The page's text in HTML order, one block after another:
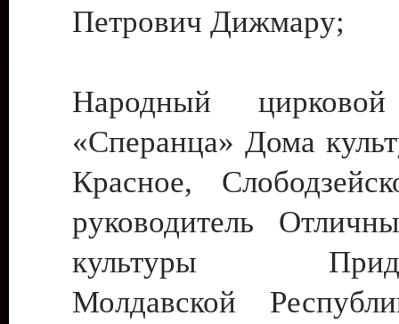
Петрович Дижмару;
Народный цирковой
«Сперанца» Дома
Красное,
руководитель
культуры
Молдавской